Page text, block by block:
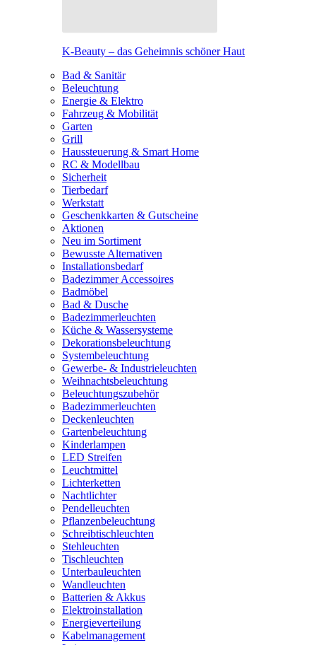
K-Beauty – das Geheimnis schöner Haut
Bad & Sanitär
Beleuchtung
Energie & Elektro
Fahrzeug & Mobilität
Garten
Grill
Haussteuerung & Smart Home
RC & Modellbau
Sicherheit
Tierbedarf
Werkstatt
Geschenkkarten & Gutscheine
Aktionen
Neu im Sortiment
Bewusste Alternativen
Installationsbedarf
Badezimmer Accessoires
Badmöbel
Bad & Dusche
Badezimmerleuchten
Küche & Wassersysteme
Dekorationsbeleuchtung
Systembeleuchtung
Gewerbe- & Industrieleuchten
Weihnachtsbeleuchtung
Beleuchtungszubehör
Badezimmerleuchten
Deckenleuchten
Gartenbeleuchtung
Kinderlampen
LED Streifen
Leuchtmittel
Lichterketten
Nachtlichter
Pendelleuchten
Pflanzenbeleuchtung
Schreibtischleuchten
Stehleuchten
Tischleuchten
Unterbauleuchten
Wandleuchten
Batterien & Akkus
Elektroinstallation
Energieverteilung
Kabelmanagement